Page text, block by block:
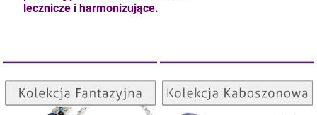
4,71 zł
lecznicze i harmonizujące.
Kolekcja Fantazyjna
ZOBACZ
Kolekcja Kaboszonowa
ZOBACZ